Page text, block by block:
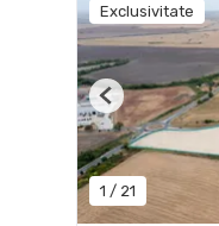
Exclusivitate
1 / 21
Previous